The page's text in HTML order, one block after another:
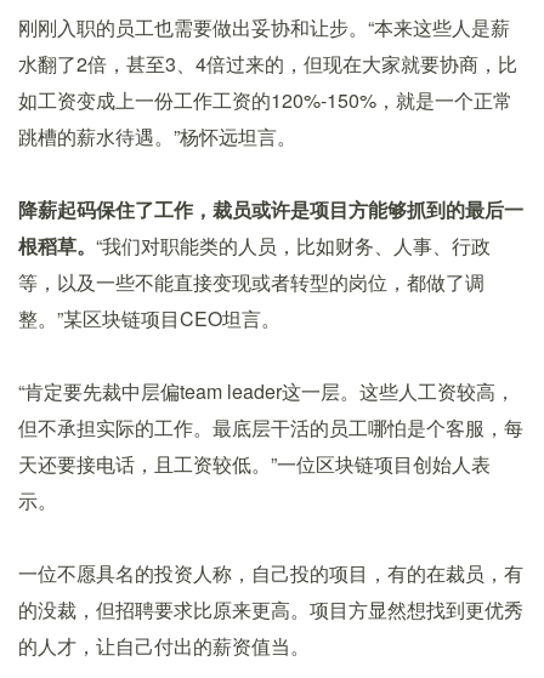
刚刚入职的员工也需要做出妥协和让步。“本来这些人是薪
水翻了2倍，甚至3、4倍过来的，但现在大家就要协商，比
如工资变成上一份工作工资的120%-150%，就是一个正常
跳槽的薪水待遇。”杨怀远坦言。
降薪起码保住了工作，裁员或许是项目方能够抓到的最后一
根稻草。 “我们对职能类的人员，比如财务、人事、行政
等，以及一些不能直接变现或者转型的岗位，都做了调
整。”某区块链项目CEO坦言。
“肯定要先裁中层偏team leader这一层。这些人工资较高，
但不承担实际的工作。最底层干活的员工哪怕是个客服，每
天还要接电话，且工资较低。”一位区块链项目创始人表
示。
一位不愿具名的投资人称，自己投的项目，有的在裁员，有
的没裁，但招聘要求比原来更高。项目方显然想找到更优秀
的人才，让自己付出的薪资值当。